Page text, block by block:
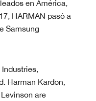
en América,
HARMAN pasó a
Samsung
Harman Kardon,
are